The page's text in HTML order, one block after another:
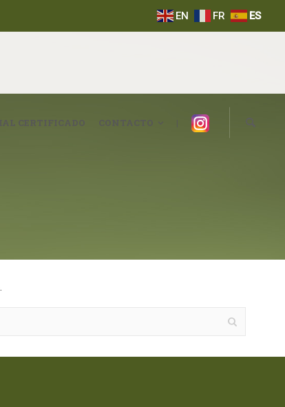
EN FR ES
CONTACTO Instagram